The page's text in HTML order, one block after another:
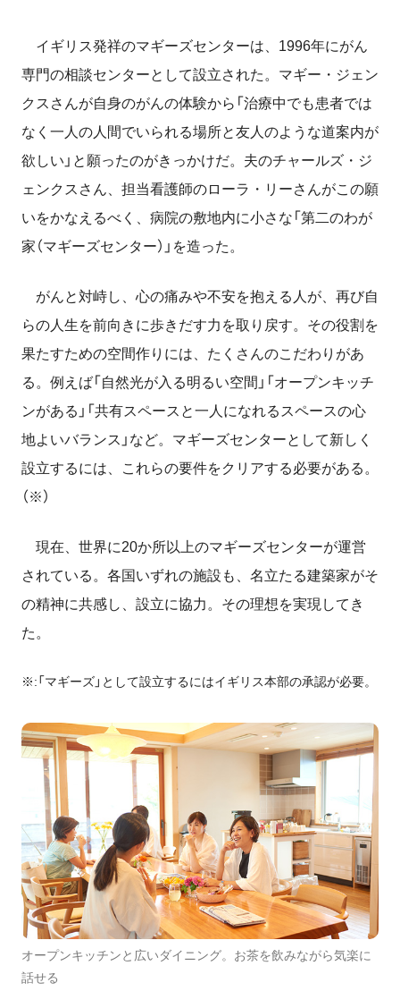
イギリス発祥のマギーズセンターは、1996年にがん
専門の相談センターとして設立された。マギー・ジェン
クスさんが自身のがんの体験から「治療中でも患者では
なく一人の人間でいられる場所と友人のような道案内が
欲しい」と願ったのがきっかけだ。夫のチャールズ・ジ
ェンクスさん、担当看護師のローラ・リーさんがこの願
いをかなえるべく、病院の敷地内に小さな「第二のわが
家（マギーズセンター）」を造った。
がんと対峙し、心の痛みや不安を抱える人が、再び自
らの人生を前向きに歩きだす力を取り戻す。その役割を
果たすための空間作りには、たくさんのこだわりがあ
る。例えば「自然光が入る明るい空間」「オープンキッチ
ンがある」「共有スペースと一人になれるスペースの心
地よいバランス」など。マギーズセンターとして新しく
設立するには、これらの要件をクリアする必要がある。
（※）
現在、世界に20か所以上のマギーズセンターが運営
されている。各国いずれの施設も、名立たる建築家がそ
の精神に共感し、設立に協力。その理想を実現してき
た。
※:「マギーズ」として設立するにはイギリス本部の承認が必要。
オープンキッチンと広いダイニング。お茶を飲みながら気楽に
話せる